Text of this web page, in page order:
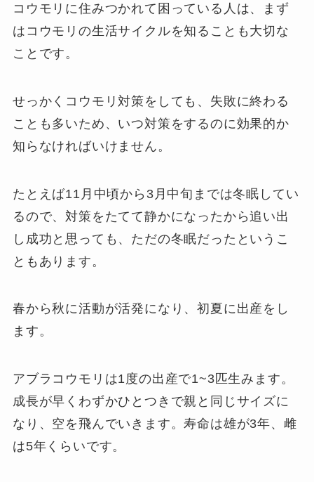
コウモリに住みつかれて困っている人は、まず
はコウモリの生活サイクルを知ることも大切な
ことです。
せっかくコウモリ対策をしても、失敗に終わる
ことも多いため、いつ対策をするのに効果的か
知らなければいけません。
たとえば11月中頃から3月中旬までは冬眠してい
るので、対策をたてて静かになったから追い出
し成功と思っても、ただの冬眠だったというこ
ともあります。
春から秋に活動が活発になり、初夏に出産をし
ます。
アブラコウモリは1度の出産で1~3匹生みます。
成長が早くわずかひとつきで親と同じサイズに
なり、空を飛んでいきます。寿命は雄が3年、雌
は5年くらいです。